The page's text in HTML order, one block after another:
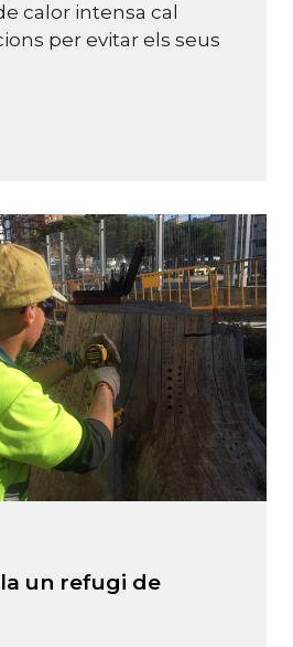
calor intensa cal
per evitar els seus
un refugi de